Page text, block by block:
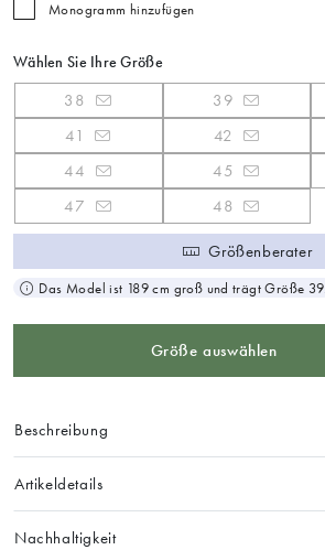
Monogramm hinzufügen
Wählen Sie Ihre Größe
38 39
41
42
44
45
47
48
Größenberater
Das Model ist 189 cm groß und trägt Größe 39.
Größe auswählen
Beschreibung
Artikeldetails
Nachhaltigkeit